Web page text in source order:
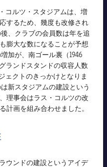
コルツ・スタジアムは、増
するため、幾度も改修され
、クラブの会員数は年を追
膨大な数になることが予想
加が、南ゴール裏（1946
ランドスタンドの収容人数
ェクトのきっかけとなりま
新スタジアムの建設という
理事会はラス・コルツの改
計画を組み合わせました。
ウンドの建設というアイデ